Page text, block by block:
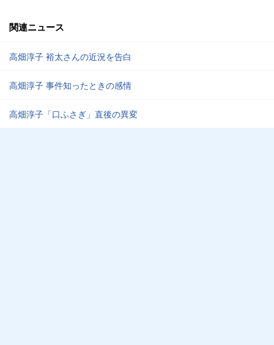
関連ニュース
高畑淳子 裕太さんの近況を告白
高畑淳子 事件知ったときの感情
高畑淳子「口ふさぎ」直後の異変